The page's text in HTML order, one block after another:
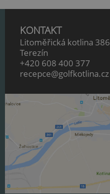
KONTAKT
Litoměřická kotlina 386
Terezín
+420 608 400 377
recepce@golfkotlina.cz